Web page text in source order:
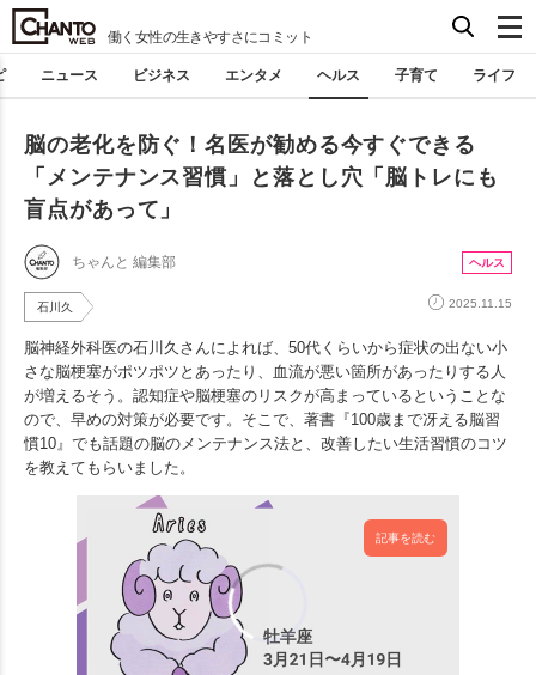
働く女性の生きやすさにコミット
ニュース ビジネス エンタメ ヘルス 子育て ライフ
脳の老化を防ぐ！名医が勧める今すぐできる
「メンテナンス習慣」と落とし穴「脳トレにも
盲点があって」
ちゃんと 編集部 ヘルス
石川久 2025.11.15
脳神経外科医の石川久さんによれば、50代くらいから症状の出ない小
さな脳梗塞がポツポツとあったり、血流が悪い箇所があったりする人
が増えるそう。認知症や脳梗塞のリスクが高まっているということな
ので、早めの対策が必要です。そこで、著書『100歳まで冴える脳習
慣10』でも話題の脳のメンテナンス法と、改善したい生活習慣のコツ
を教えてもらいました。
記事を読む